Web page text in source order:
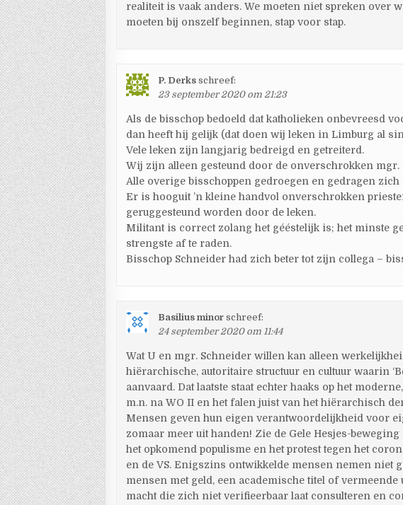
realiteit is vaak anders. We moeten niet spreken over
moeten bij onszelf beginnen, stap voor stap.
P. Derks schreef:
23 september 2020 om 21:23
Als de bisschop bedoeld dat katholieken onbevreesd
dan heeft hij gelijk (dat doen wij leken in Limburg al
Vele leken zijn langjarig bedreigd en getreiterd.
Wij zijn alleen gesteund door de onverschrokken mgr.
Alle overige bisschoppen gedroegen en gedragen zich
Er is hooguit ’n kleine handvol onverschrokken
geruggesteund worden door de leken.
Militant is correct zolang het gééstelijk is; het minste
strengste af te raden.
Bisschop Schneider had zich beter tot zijn collega –
Basilius minor schreef:
24 september 2020 om 11:44
Wat U en mgr. Schneider willen kan alleen
hiërarchische, autoritaire structuur en cultuur waarin
aanvaard. Dat laatste staat echter haaks op het
m.n. na WO II en het falen juist van het hiërarchisch
Mensen geven hun eigen verantwoordelijkheid voor
zomaar meer uit handen! Zie de Gele Hesjes-
het opkomend populisme en het protest tegen het
en de VS. Enigszins ontwikkelde mensen nemen niet
mensen met geld, een academische titel of
macht die zich niet verifieerbaar laat consulteren en